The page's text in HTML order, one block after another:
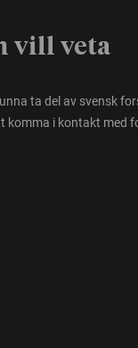
vill veta
ta del av svensk
komma i kontakt med